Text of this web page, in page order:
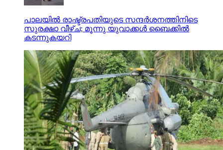
പാലയില്‍ രാഷ്ട്രപതിയുടെ സന്ദര്‍ശനത്തിനിടെ
സുരക്ഷാ വീഴ്ച; മൂന്നു യുവാക്കള്‍ ബൈക്കില്‍
കടന്നുകയറി